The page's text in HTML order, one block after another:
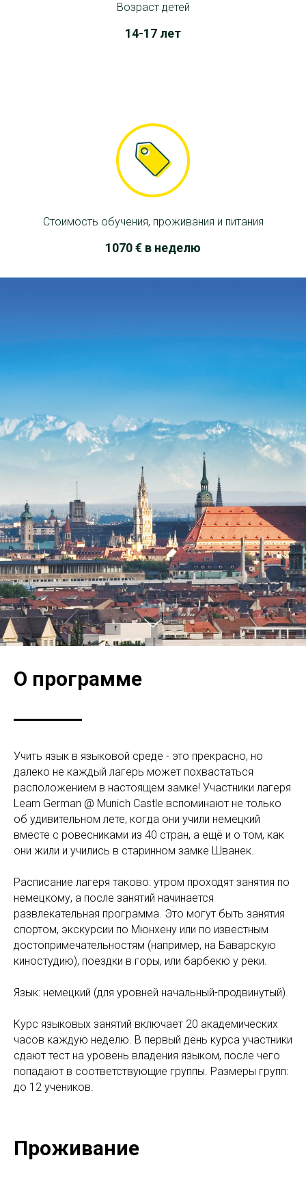
Возраст детей
14-17 лет
Стоимость обучения, проживания и питания
1070 € в неделю
О программе
Учить язык в языковой среде - это прекрасно, но
далеко не каждый лагерь может похвастаться
расположением в настоящем замке! Участники лагеря
Learn German @ Munich Castle вспоминают не только
об удивительном лете, когда они учили немецкий
вместе с ровесниками из 40 стран, а ещё и о том, как
они жили и учились в старинном замке Шванек.
Расписание лагеря таково: утром проходят занятия по
немецкому, а после занятий начинается
развлекательная программа. Это могут быть занятия
спортом, экскурсии по Мюнхену или по известным
достопримечательностям (например, на Баварскую
киностудию), поездки в горы, или барбекю у реки.
Язык: немецкий (для уровней начальный-продвинутый).
Курс языковых занятий включает 20 академических
часов каждую неделю. В первый день курса участники
сдают тест на уровень владения языком, после чего
попадают в соответствующие группы. Размеры групп:
до 12 учеников.
Проживание